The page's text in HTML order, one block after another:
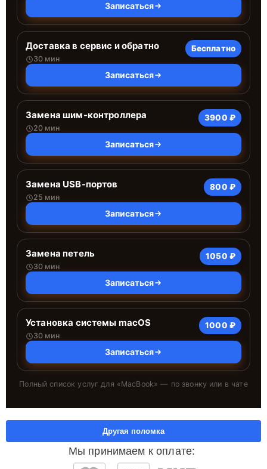
Записаться
Доставка в сервис и обратно
30 мин
Бесплатно
Записаться
Замена шим-контроллера
20 мин
3900 ₽
Записаться
Замена USB-портов
25 мин
800 ₽
Записаться
Замена петель
30 мин
1050 ₽
Записаться
Установка системы macOS
30 мин
1000 ₽
Записаться
Полный список услуг для «MacBook» — по звонку или в чате
Мы принимаем к оплате:
Другая поломка